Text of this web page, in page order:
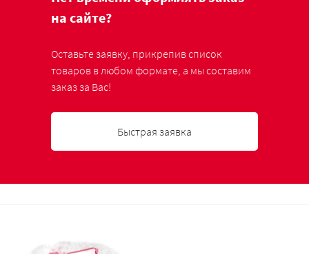
на сайте?
Оставьте заявку, прикрепив список
товаров в любом формате, а мы составим
заказ за Вас!
Быстрая заявка